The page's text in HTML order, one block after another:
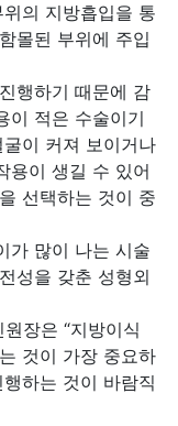
의 지방흡입을 통
몰된 부위에 주입
행하기 때문에 감
이 적은 수술이기
이 커져 보이거나
용이 생길 수 있어
선택하는 것이 중
가 많이 나는 시술
성을 갖춘 성형외
장은 “지방이식
것이 가장 중요하
하는 것이 바람직